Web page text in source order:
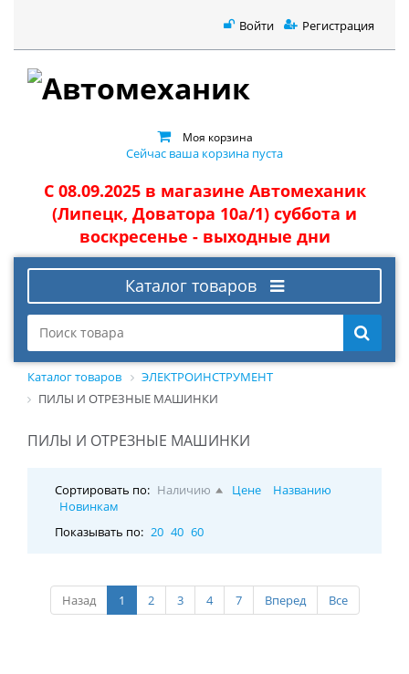
Войти Регистрация
Моя корзина
Сейчас ваша корзина пуста
С 08.09.2025 в магазине Автомеханик
(Липецк, Доватора 10а/1) суббота и
воскресенье - выходные дни
Каталог товаров
Каталог товаров
ЭЛЕКТРОИНСТРУМЕНТ
ПИЛЫ И ОТРЕЗНЫЕ МАШИНКИ
ПИЛЫ И ОТРЕЗНЫЕ МАШИНКИ
Сортировать по: Наличию Цене
Названию
Новинкам
Показывать по: 20 40 60
Назад 1 2 3 4 7 Вперед Все